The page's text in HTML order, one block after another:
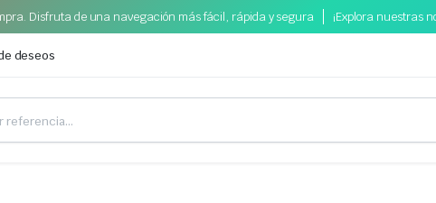
Disfruta de una navegación más fácil, rápida y segura ¡Explora nuestras
deseos